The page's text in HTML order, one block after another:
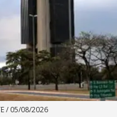
/ 05/08/2026